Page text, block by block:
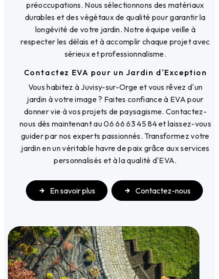
préoccupations. Nous sélectionnons des matériaux
durables et des végétaux de qualité pour garantir la
longévité de votre jardin. Notre équipe veille à
respecter les délais et à accomplir chaque projet avec
sérieux et professionnalisme.
Contactez EVA pour un Jardin d'Exception
Vous habitez à Juvisy-sur-Orge et vous rêvez d'un
jardin à votre image ? Faites confiance à EVA pour
donner vie à vos projets de paysagisme. Contactez-
nous dès maintenant au 06 66 63 45 84 et laissez-vous
guider par nos experts passionnés. Transformez votre
jardin en un véritable havre de paix grâce aux services
personnalisés et à la qualité d'EVA.
En savoir plus Contactez-nous